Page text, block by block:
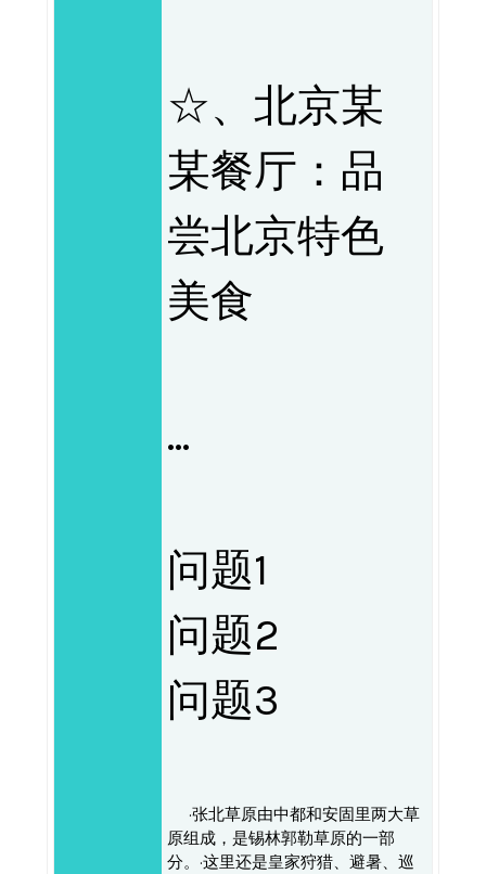
☆、北京某
某餐厅：品
尝北京特色
美食
…
问题1
问题2
问题3
·张北草原由中都和安固里两大草
原组成，是锡林郭勒草原的一部
分。·这里还是皇家狩猎、避暑、巡